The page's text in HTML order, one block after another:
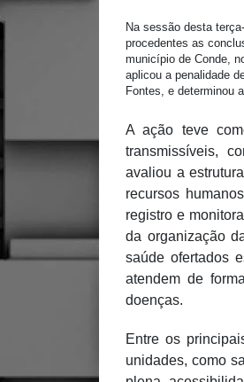
Na sessão desta
procedentes as
município de Conde,
aplicou a penalidade
Fontes, e determinou
A ação teve
transmissíveis,
avaliou a
recursos
registro e
da organização
saúde ofertados
atendem de
doenças.
Entre os
unidades, como